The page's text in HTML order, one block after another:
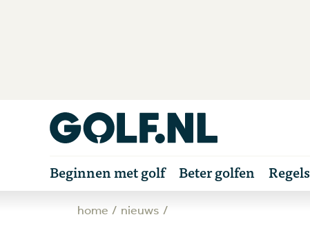
Beginnen met golf Beter golfen Regels
home nieuws